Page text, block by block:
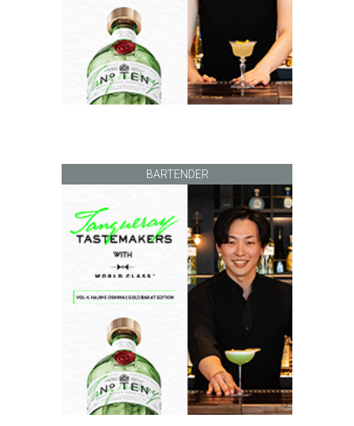
BARTENDER